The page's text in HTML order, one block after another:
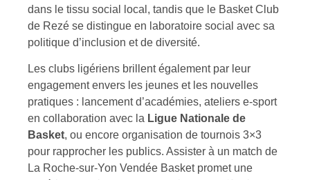
dans le tissu social local, tandis que le Basket Club
de Rezé se distingue en laboratoire social avec sa
politique d’inclusion et de diversité.
Les clubs ligériens brillent également par leur
engagement envers les jeunes et les nouvelles
pratiques : lancement d’académies, ateliers e-sport
en collaboration avec la Ligue Nationale de
Basket, ou encore organisation de tournois 3×3
pour rapprocher les publics. Assister à un match de
La Roche-sur-Yon Vendée Basket promet une